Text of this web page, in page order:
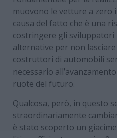
muovono le vetture a zero
causa del fatto che è una
costringere gli sviluppatori
alternative per non
costruttori di automobili
necessario
ruote del futuro.
Qualcosa, però, in questo
straordinariamente
è stato scoperto un